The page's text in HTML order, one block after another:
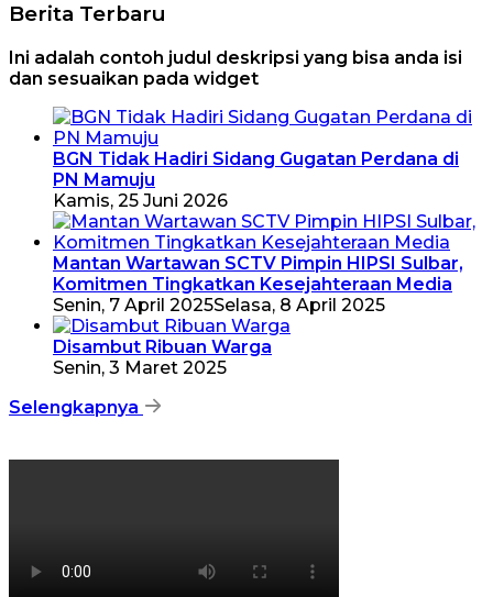
Berita Terbaru
Ini adalah contoh judul deskripsi yang bisa anda isi
dan sesuaikan pada widget
BGN Tidak Hadiri Sidang Gugatan Perdana di
PN Mamuju
Kamis, 25 Juni 2026
Mantan Wartawan SCTV Pimpin HIPSI Sulbar,
Komitmen Tingkatkan Kesejahteraan Media
Senin, 7 April 2025Selasa, 8 April 2025
Disambut Ribuan Warga
Senin, 3 Maret 2025
Selengkapnya